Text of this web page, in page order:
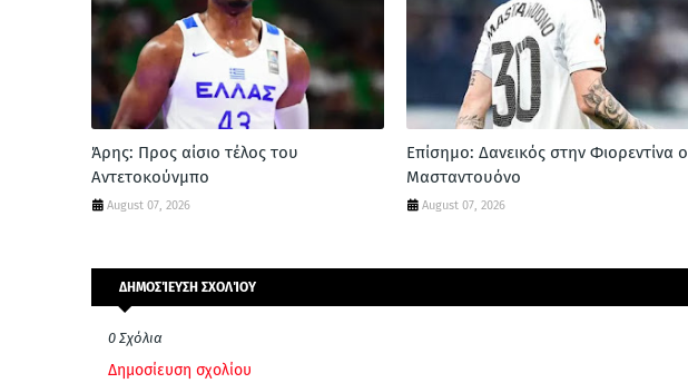
Άρης: Προς αίσιο τέλος του
Αντετοκούνμπο
August 07, 2026
Επίσημο: Δανεικός στην Φιορεντίνα ο
Μασταντουόνο
August 07, 2026
ΔΗΜΟΣΊΕΥΣΗ ΣΧΟΛΊΟΥ
0 Σχόλια
Δημοσίευση σχολίου